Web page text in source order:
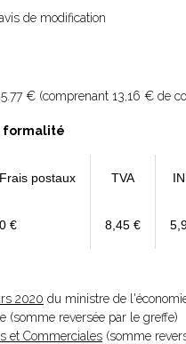
de modification
€ (comprenant 13,16 € de
formalité
postaux TVA
0 € 8,45 €
2020 du ministre de
(somme reversée par le greffe)
et Commerciales (somme